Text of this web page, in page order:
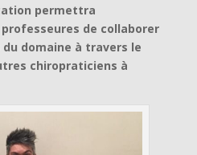
permettra
de collaborer
domaine à travers le
chiropraticiens à